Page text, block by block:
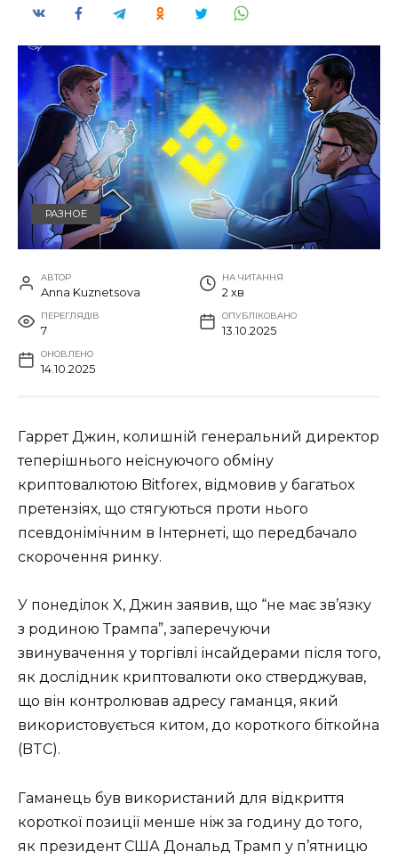
РАЗНОЕ
АВТОР
Anna Kuznetsova
НА ЧИТАННЯ
2 хв
ПЕРЕГЛЯДІВ
7
ОПУБЛІКОВАНО
13.10.2025
ОНОВЛЕНО
14.10.2025
Гаррет Джин, колишній генеральний директор
теперішнього неіснуючого обміну
криптовалютою Bitforex, відмовив у багатьох
претензіях, що стягуються проти нього
псевдонімічним в Інтернеті, що передбачало
скорочення ринку.
У понеділок X, Джин заявив, що “не має зв’язку
з родиною Трампа”, заперечуючи
звинувачення у торгівлі інсайдерами після того,
як дослідник криптовалюти око стверджував,
що він контролював адресу гаманця, який
використовується китом, до короткого біткойна
(BTC).
Гаманець був використаний для відкриття
короткої позиції менше ніж за годину до того,
як президент США Дональд Трамп у п’ятницю